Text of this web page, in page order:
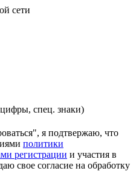
сети
спец. знаки)
я подтвержаю, что
политики
регистрации и участия в
свое согласие на обработку